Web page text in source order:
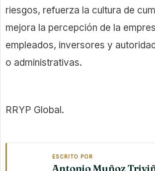
riesgos, refuerza la cultura de
mejora la percepción de la
empleados, inversores y
o administrativas.
RRYP Global.
ESCRITO POR
Antonio Muñoz